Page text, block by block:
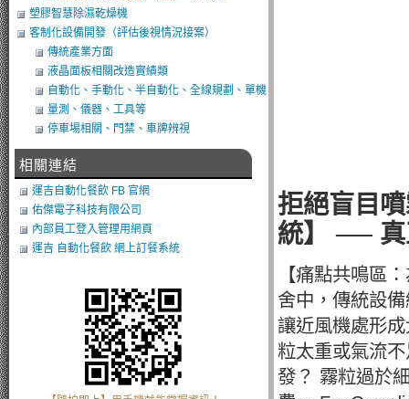
拒絕盲目
統】 ── 真
【痛點共鳴區
舍中，傳統設
讓近風機處形
粒太重或氣流
發？ 霧粒過於
塑膠智慧除濕乾燥機
客制化設備開發（評估後視情況接案）
傳統產業方面
液晶面板相關改造實績類
自動化、手動化、半自動化、全線規劃、單機
類改造
量測、儀器、工具等
停車埸相關、門禁、車牌辨視
相關連結
運吉自動化餐飲 FB 官網
佑傑電子科技有限公司
內部員工登入管理用網頁
運吉 自動化餐飲 網上訂餐系統